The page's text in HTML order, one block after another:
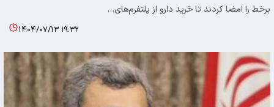
برخط را امضا کردند تا خرید دارو از پلتفرم‌های…
۱۴۰۴/۰۷/۱۳ ۱۹:۳۲